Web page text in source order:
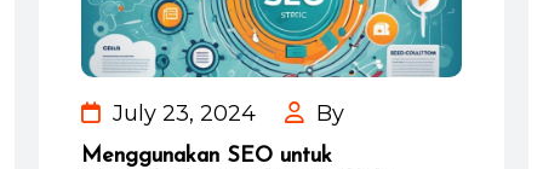
July 23, 2024 By
Menggunakan SEO untuk